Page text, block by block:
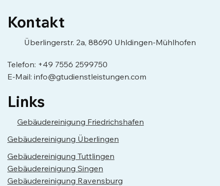
Kontakt
Überlingerstr. 2a, 88690 Uhldingen-Mühlhofen
Telefon: +49 7556 2599750
E-Mail: info@gtudienstleistungen.com
Links
Gebäudereinigung Friedrichshafen
Gebäudereinigung Überlingen
Gebäudereinigung Tuttlingen
Gebäudereinigung Singen
Gebäudereinigung Ravensburg